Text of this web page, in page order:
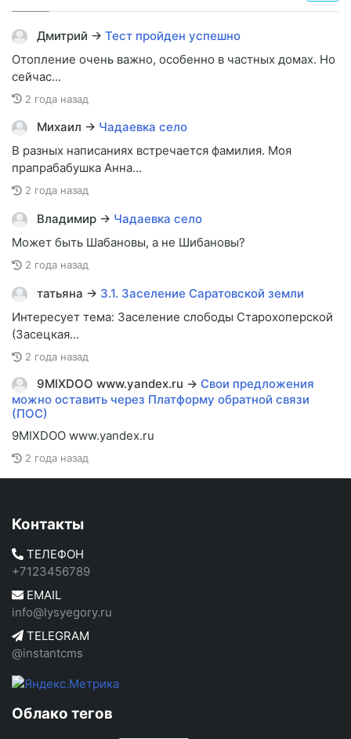
Дмитрий → Тест пройден успешно
Отопление очень важно, особенно в частных домах. Но
сейчас...
2 года назад
Михаил → Чадаевка село
В разных написаниях встречается фамилия. Моя
прапрабабушка Анна...
2 года назад
Владимир → Чадаевка село
Может быть Шабановы, а не Шибановы?
2 года назад
татьяна → 3.1. Заселение Саратовской земли
Интересует тема: Заселение слободы Старохоперской
(Засецкая...
2 года назад
9MIXDOO www.yandex.ru → Свои предложения
можно оставить через Платформу обратной связи
(ПОС)
9MIXDOO www.yandex.ru
2 года назад
Контакты
ТЕЛЕФОН
+7123456789
EMAIL
info@lysyegory.ru
TELEGRAM
@instantcms
Облако тегов